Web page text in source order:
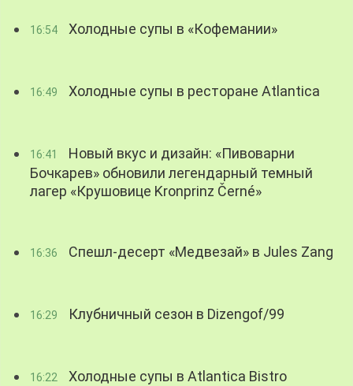
16:54 Холодные супы в «Кофемании»
16:49 Холодные супы в ресторане Atlantica
16:41
Новый вкус и дизайн: «Пивоварни
Бочкарев» обновили легендарный темный
лагер «Крушовице Kronprinz Černé»
16:36 Спешл-десерт «Медвезай» в Jules Zang
16:29 Клубничный сезон в Dizengof/99
16:22 Холодные супы в Atlantica Bistro